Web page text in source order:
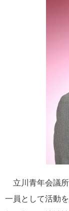
立川青年会議
一員として活動